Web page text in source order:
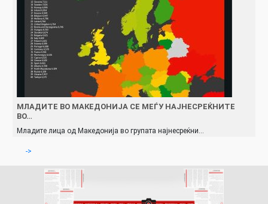
МЛАДИТЕ ВО МАКЕДОНИЈА СЕ МЕЃУ НАЈНЕСРЕЌНИТЕ
ВО…
Младите лица од Македонија во групата најнесреќни…
->